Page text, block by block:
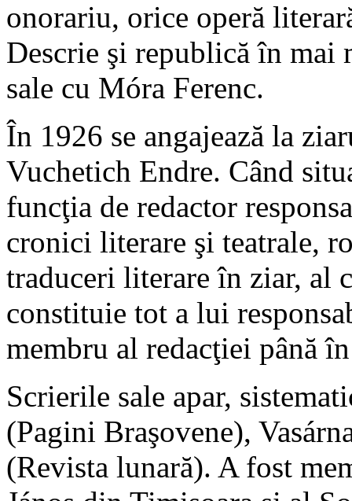
onorariu, orice operă
Descrie şi republică în mai
sale cu Móra Ferenc.
În 1926 se angajează la
Vuchetich Endre. Când
funcţia de redactor
cronici literare şi teatrale,
traduceri literare în ziar, al
constituie tot a lui
membru al redacţiei până
Scrierile sale apar,
(Pagini Braşovene),
(Revista lunară). A fost